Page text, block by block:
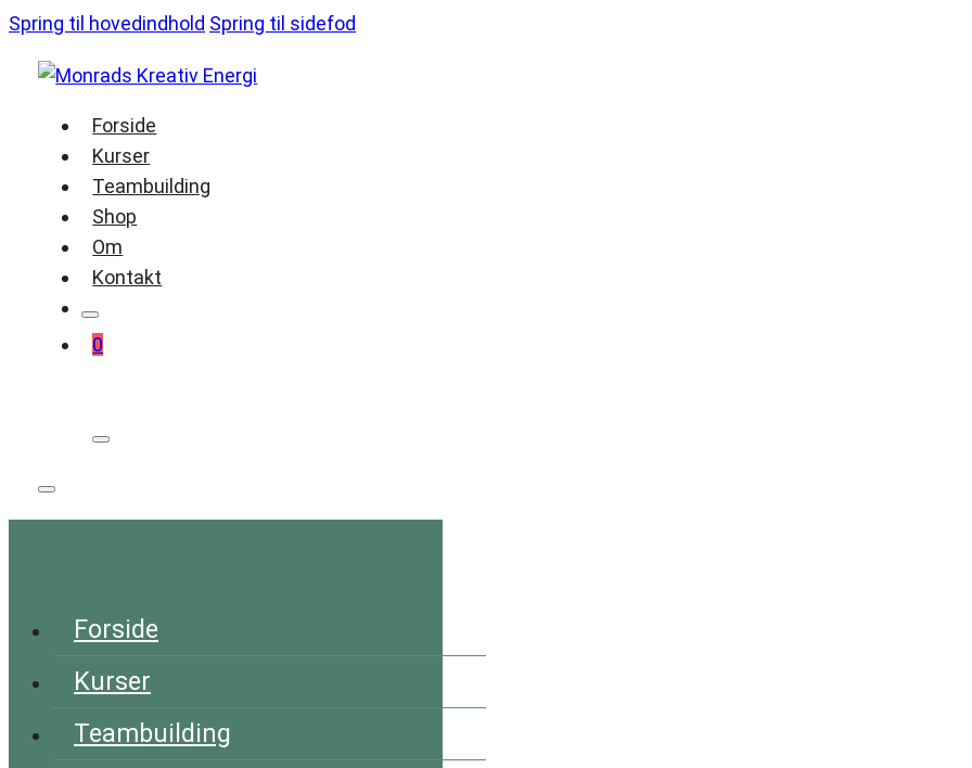
Spring til hovedindhold Spring til sidefod
Forside
Kurser
Teambuilding
Shop
Om
Kontakt
0
Forside
Kurser
Teambuilding